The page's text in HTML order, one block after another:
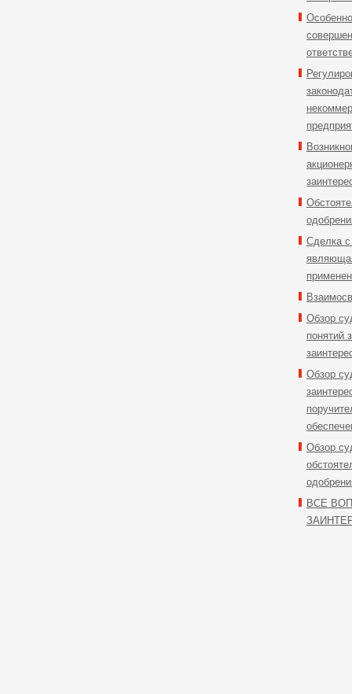
Сделка с
Обзор
понятий
Обзор
Обзор
ВСЕ